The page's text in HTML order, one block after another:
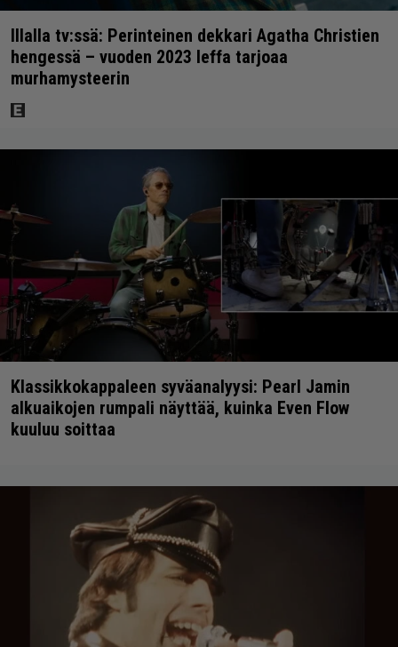
Illalla tv:ssä: Perinteinen dekkari Agatha Christien
hengessä – vuoden 2023 leffa tarjoaa
murhamysteerin
Klassikkokappaleen syväanalyysi: Pearl Jamin
alkuaikojen rumpali näyttää, kuinka Even Flow
kuuluu soittaa